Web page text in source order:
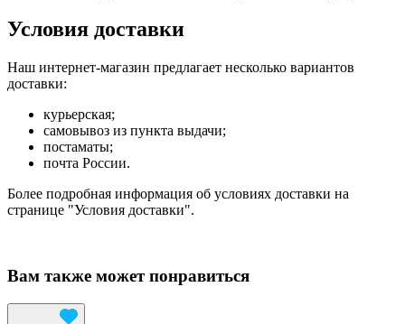
Условия доставки
Наш интернет-магазин предлагает несколько вариантов
доставки:
курьерская;
самовывоз из пункта выдачи;
постаматы;
почта России.
Более подробная информация об условиях доставки на
странице "Условия доставки".
Вам также может понравиться